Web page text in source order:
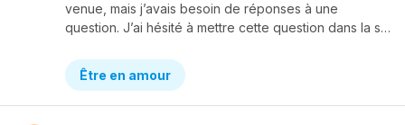
venue, mais j’avais besoin de réponses à une
question. J’ai hésité à mettre cette question dans la section amour ou santé mentale, donc voilà voilà.Depuis quelques jours, j’ai des rêves particuliers ; ils sont différents, mais les mêmes personnes s’y trouvent dedans. Il ya moi, quelques anciennes amies et un gars que j’aimais avant (je ne peux pas dire que c’est un ex, car il ne s’est jamais rien passé). Sauf que dans ses rêves, on est toujours en train de flirt, ou se dire je t’aime…Le gros problème, c’est que je culpabilises genre beaucoup, car j’aime quelqu’un d’autre de tout mon coeur… Tout ce que je sais dans cette histoire, c’est que je n’aime vraiment plus mon “ex” et que j’aime sincèrement celui qui est dans ma tête présentement. Mes questions sont ; déjà, est ce que ce serait tromper celui que j’aime vraiment (si on était en couple) ? Aussi, je voudrais vraiment oublier mon “ex”, est ce que vous connaissez des méthodes pour essayer de l’oublier, qu’elle soit rapide ou lente, même si je ne sais pas si c’est possible (je suis ouverte à toutes les idées).Merci d’avoir lu mon message et de me répondre !
Être en amour